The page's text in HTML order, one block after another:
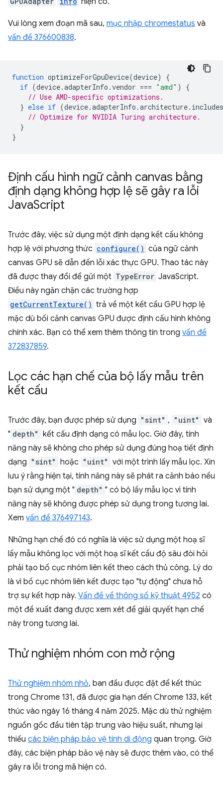
Vui lòng xem đoạn mã sau, mục nhập chromestatus và
vấn đề 376600838.
function optimizeForGpuDevice(device)
{
if (device.adapterInfo .vendor === "amd" )
{
// Use AMD-specific optimizations.
} else if (device.adapterInfo .architecture. includes
// Optimize for NVIDIA Turing architecture.
}
}
Định cấu hình ngữ cảnh canvas bằng
định dạng không hợp lệ sẽ gây ra lỗi
JavaScript
Trước đây, việc sử dụng một định dạng kết cấu không
hợp lệ với phương thức configure() của ngữ cảnh
canvas GPU sẽ dẫn đến lỗi xác thực GPU. Thao tác này
đã được thay đổi để gửi một TypeError JavaScript.
Điều này ngăn chặn các trường hợp
getCurrentTexture() trả về một kết cấu GPU hợp lệ
mặc dù bối cảnh canvas GPU được định cấu hình không
chính xác. Bạn có thể xem thêm thông tin trong vấn đề
372837859.
Lọc các hạn chế của bộ lấy mẫu trên
kết cấu
Trước đây, bạn được phép sử dụng "sint" , "uint" và
" depth" kết cấu định dạng có mẫu lọc. Giờ đây, tính
năng này sẽ không cho phép sử dụng đúng hoạ tiết định
dạng "sint" hoặc "uint" với một trình lấy mẫu lọc. Xin
lưu ý rằng hiện tại, tính năng này sẽ phát ra cảnh báo nếu
bạn sử dụng một " depth" " có bộ lấy mẫu lọc vì tính
năng này sẽ không được phép sử dụng trong tương lai.
Xem vấn đề 376497143.
Những hạn chế đó có nghĩa là việc sử dụng một hoạ sĩ
lấy mẫu không lọc với một hoạ sĩ kết cấu độ sâu đòi hỏi
phải tạo bố cục nhóm liên kết theo cách thủ công. Lý do
là vì bố cục nhóm liên kết được tạo "tự động" chưa hỗ
trợ sự kết hợp này. Vấn đề về thông số kỹ thuật 4952 có
một đề xuất đang được xem xét để giải quyết hạn chế
này trong tương lai.
Thử nghiệm nhóm con mở rộng
Thử nghiệm nhóm nhỏ, ban đầu được đặt để kết thúc
trong Chrome 131, đã được gia hạn đến Chrome 133, kết
thúc vào ngày 16 tháng 4 năm 2025. Mặc dù thử nghiệm
nguồn gốc đầu tiên tập trung vào hiệu suất, nhưng lại
thiếu các biện pháp bảo vệ tính di động quan trọng. Giờ
đây, các biện pháp bảo vệ này sẽ được thêm vào, có thể
gây ra lỗi trong mã hiện có.